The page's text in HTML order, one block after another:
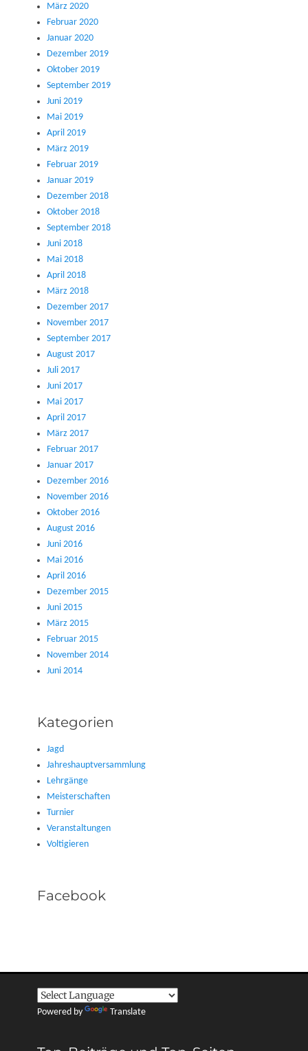
März 2020
Februar 2020
Januar 2020
Dezember 2019
Oktober 2019
September 2019
Juni 2019
Mai 2019
April 2019
März 2019
Februar 2019
Januar 2019
Dezember 2018
Oktober 2018
September 2018
Juni 2018
Mai 2018
April 2018
März 2018
Dezember 2017
November 2017
September 2017
August 2017
Juli 2017
Juni 2017
Mai 2017
April 2017
März 2017
Februar 2017
Januar 2017
Dezember 2016
November 2016
Oktober 2016
August 2016
Juni 2016
Mai 2016
April 2016
Dezember 2015
Juni 2015
März 2015
Februar 2015
November 2014
Juni 2014
Kategorien
Jagd
Jahreshauptversammlung
Lehrgänge
Meisterschaften
Turnier
Veranstaltungen
Voltigieren
Facebook
Powered by Translate